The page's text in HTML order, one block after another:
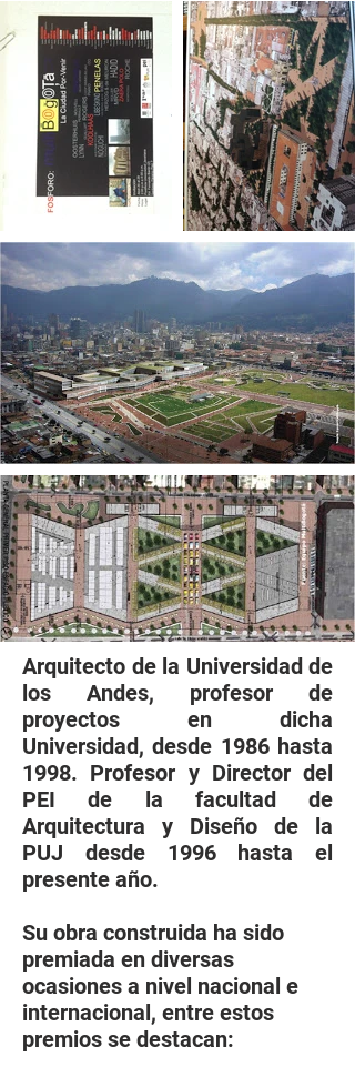
Arquitecto de la Universidad de
los Andes, profesor de
proyectos en dicha
Universidad, desde 1986 hasta
1998. Profesor y Director del
PEI de la facultad de
Arquitectura y Diseño de la
PUJ desde 1996 hasta el
presente año.
Su obra construida ha sido
premiada en diversas
ocasiones a nivel nacional e
internacional, entre estos
premios se destacan: